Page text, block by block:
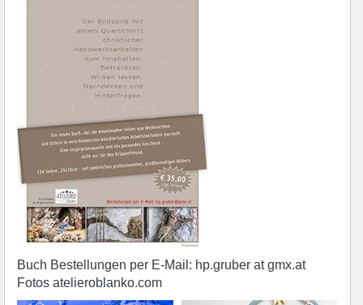
Buch Bestellungen per E-Mail: hp.gruber at gmx.at
Fotos atelieroblanko.com